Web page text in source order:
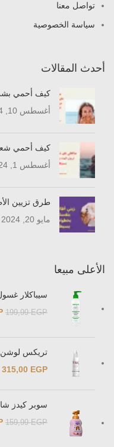
تواصل معنا
سياسة الخصوصية
أحدث المقالات
كيف أحمي
أغسطس 10, 2024
كيف أحمي
أغسطس 1, 2024
طرق تزيين
مايو 20, 2024
الأعلى مبيعا
سيباكلار
199,99EGP
تريكس لوشن
315,00 EGP
سوبر كيدز
159,99EGP